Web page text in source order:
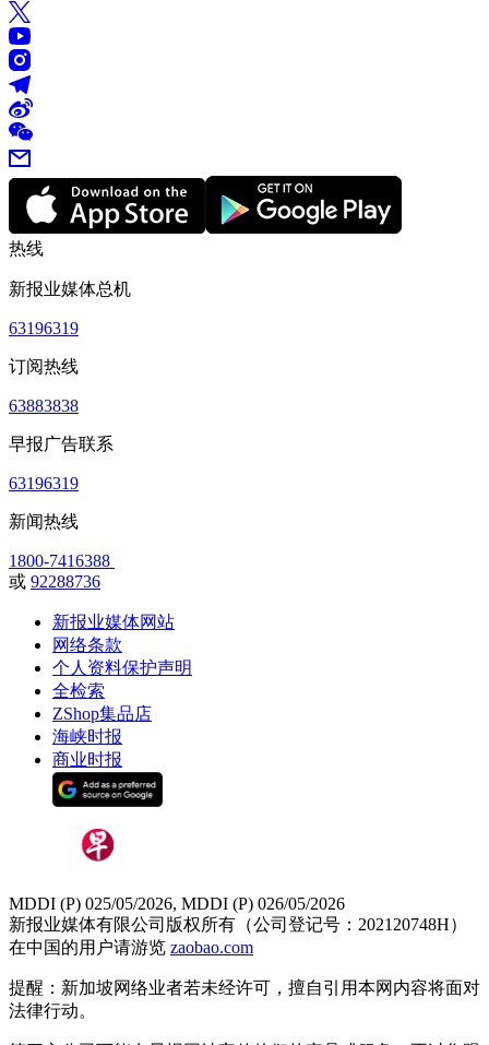
热线
新报业媒体总机
63196319
订阅热线
63883838
早报广告联系
63196319
新闻热线
1800-7416388
或 92288736
新报业媒体网站
网络条款
个人资料保护声明
全检索
ZShop集品店
海峡时报
商业时报
MDDI (P) 025/05/2026, MDDI (P) 026/05/2026
新报业媒体有限公司版权所有（公司登记号：202120748H）
在中国的用户请游览 zaobao.com
提醒：新加坡网络业者若未经许可，擅自引用本网内容将面对
法律行动。